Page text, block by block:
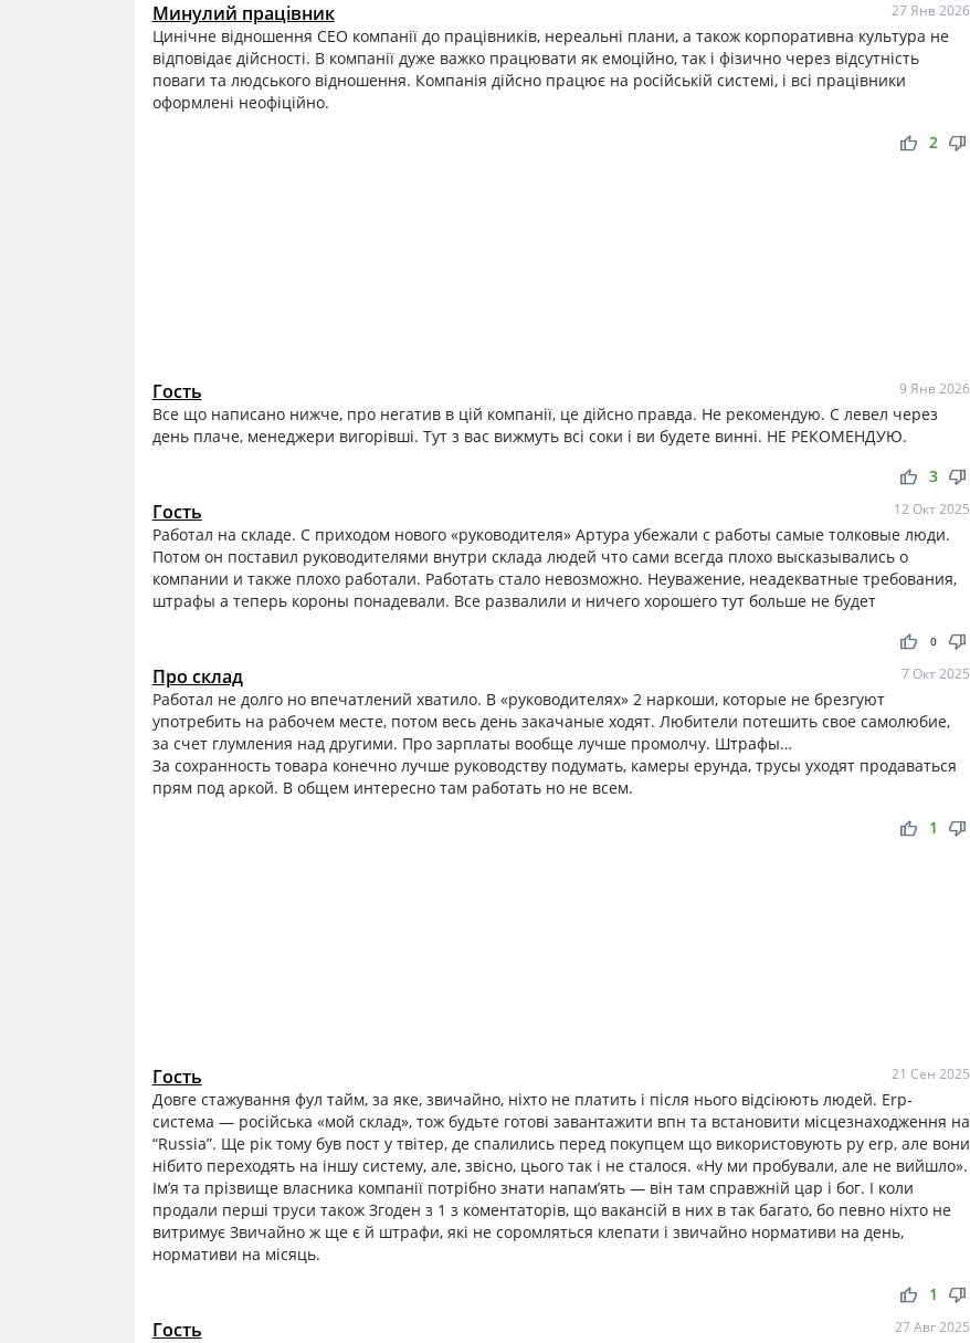
Минулий працівник 27 Янв 2026
Цинічне відношення СЕО компанії до працівників, нереальні плани, а також корпоративна культура не
відповідає дійсності. В компанії дуже важко працювати як емоційно, так і фізично через відсутність
поваги та людського відношення. Компанія дійсно працює на російській системі, і всі працівники
оформлені неофіційно.
thumb_up thumb_down
2
Гость 9 Янв 2026
Все що написано нижче, про негатив в цій компанії, це дійсно правда. Не рекомендую. С левел через
день плаче, менеджери вигорівші. Тут з вас вижмуть всі соки і ви будете винні. НЕ РЕКОМЕНДУЮ.
thumb_up thumb_down
3
Гость 12 Окт 2025
Работал на складе. С приходом нового «руководителя» Артура убежали с работы самые толковые люди.
Потом он поставил руководителями внутри склада людей что сами всегда плохо высказывались о
компании и также плохо работали. Работать стало невозможно. Неуважение, неадекватные требования,
штрафы а теперь короны понадевали. Все развалили и ничего хорошего тут больше не будет
thumb_up thumb_down
0
Про склад 7 Окт 2025
Работал не долго но впечатлений хватило. В «руководителях» 2 наркоши, которые не брезгуют
употребить на рабочем месте, потом весь день закачаные ходят. Любители потешить свое самолюбие,
за счет глумления над другими. Про зарплаты вообще лучше промолчу. Штрафы…
За сохранность товара конечно лучше руководству подумать, камеры ерунда, трусы уходят продаваться
прям под аркой. В общем интересно там работать но не всем.
thumb_up thumb_down
1
Гость 21 Сен 2025
Довге стажування фул тайм, за яке, звичайно, ніхто не платить і після нього відсіюють людей. Erp-
система — російська «мой склад», тож будьте готові завантажити впн та встановити місцезнаходження на
“Russia”. Ще рік тому був пост у твітер, де спалились перед покупцем що використовують ру erp, але вони
нібито переходять на іншу систему, але, звісно, цього так і не сталося. «Ну ми пробували, але не вийшло».
Ім’я та прізвище власника компанії потрібно знати напам’ять — він там справжній цар і бог. І коли
продали перші труси також Згоден з 1 з коментаторів, що вакансій в них в так багато, бо певно ніхто не
витримує Звичайно ж ще є й штрафи, які не соромляться клепати і звичайно нормативи на день,
нормативи на місяць.
thumb_up thumb_down
1
Гость 27 Авг 2025